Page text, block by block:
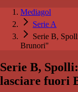
Mediagol
Serie A
Serie B,
Brunori"
Serie B,
lasciare fuori